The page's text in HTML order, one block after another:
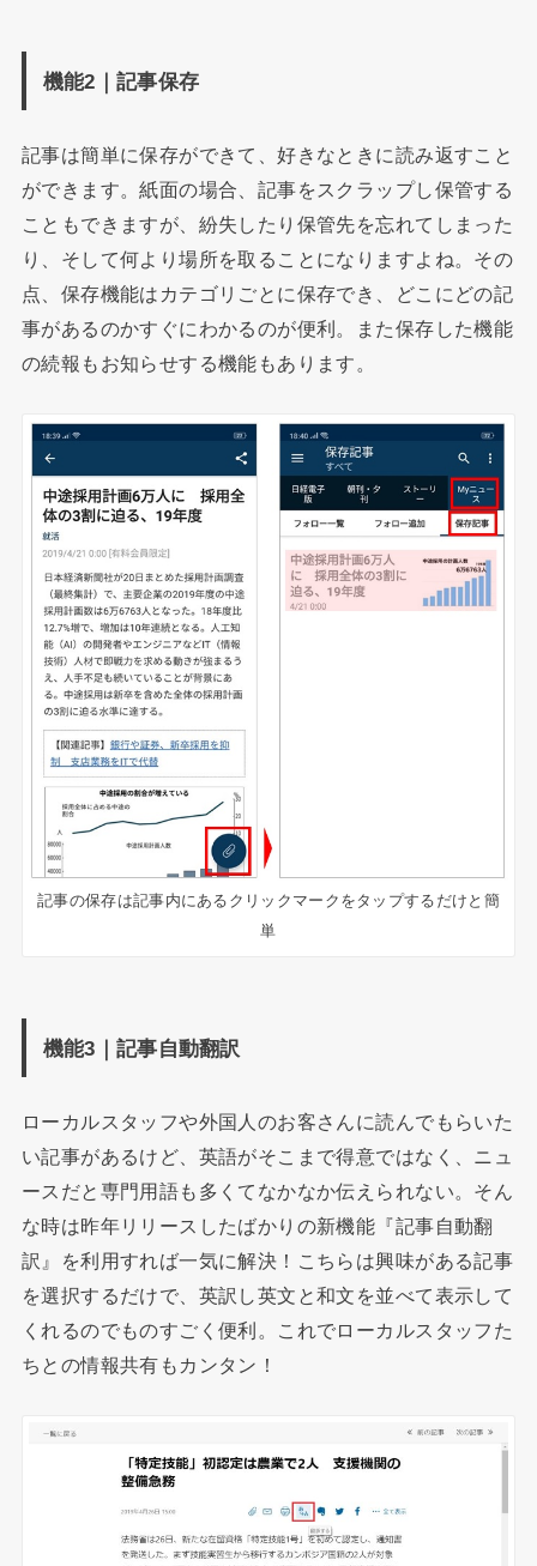
機能2｜記事保存
記事は簡単に保存ができて、好きなときに読み返すこと
ができます。紙面の場合、記事をスクラップし保管する
こともできますが、紛失したり保管先を忘れてしまった
り、そして何より場所を取ることになりますよね。その
点、保存機能はカテゴリごとに保存でき、どこにどの記
事があるのかすぐにわかるのが便利。また保存した機能
の続報もお知らせする機能もあります。
記事の保存は記事内にあるクリックマークをタップするだけと簡
単
機能3｜記事自動翻訳
ローカルスタッフや外国人のお客さんに読んでもらいた
い記事があるけど、英語がそこまで得意ではなく、ニュ
ースだと専門用語も多くてなかなか伝えられない。そん
な時は昨年リリースしたばかりの新機能『記事自動翻
訳』を利用すれば一気に解決！こちらは興味がある記事
を選択するだけで、英訳し英文と和文を並べて表示して
くれるのでものすごく便利。これでローカルスタッフた
ちとの情報共有もカンタン！